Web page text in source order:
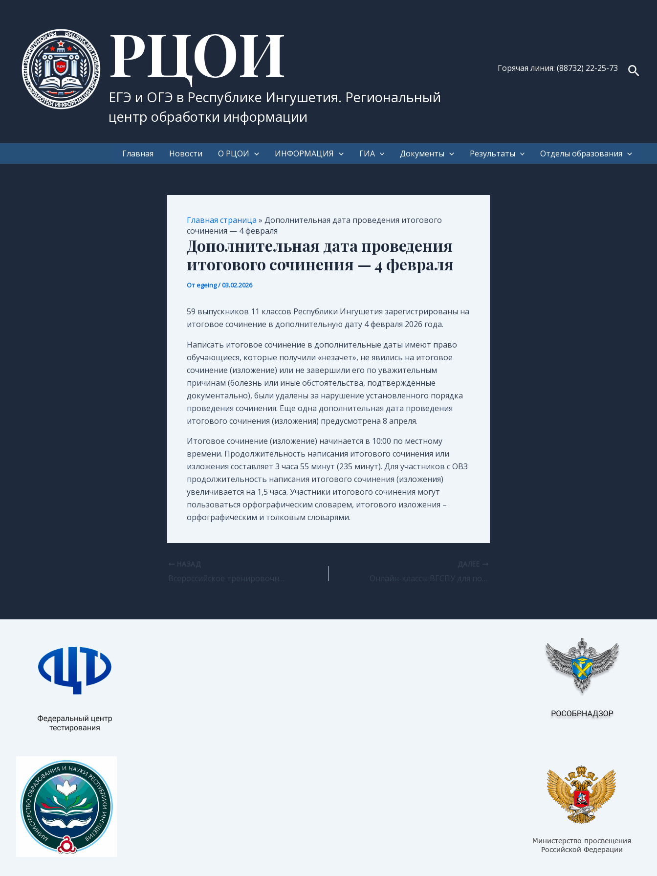
содержимому
РЦОИ
ЕГЭ и ОГЭ в Республике Ингушетия. Региональный
центр обработки информации
Горячая линия: (88732) 22-25-73
Главная Новости О РЦОИ ИНФОРМАЦИЯ ГИА Документы Результаты Отделы образования
Главная страница » Дополнительная дата проведения итогового
сочинения — 4 февраля
Дополнительная дата проведения
итогового сочинения — 4 февраля
Отegeing/03.02.2026
59 выпускников 11 классов Республики Ингушетия зарегистрированы на
итоговое сочинение в дополнительную дату 4 февраля 2026 года.
Написать итоговое сочинение в дополнительные даты имеют право
обучающиеся, которые получили «незачет», не явились на итоговое
сочинение (изложение) или не завершили его по уважительным
причинам (болезнь или иные обстоятельства, подтверждённые
документально), были удалены за нарушение установленного порядка
проведения сочинения. Еще одна дополнительная дата проведения
итогового сочинения (изложения) предусмотрена 8 апреля.
Итоговое сочинение (изложение) начинается в 10:00 по местному
времени. Продолжительность написания итогового сочинения или
изложения составляет 3 часа 55 минут (235 минут). Для участников с ОВЗ
продолжительность написания итогового сочинения (изложения)
увеличивается на 1,5 часа. Участники итогового сочинения могут
пользоваться орфографическим словарем, итогового изложения –
орфографическим и толковым словарями.
НАЗАД ДАЛЕЕ